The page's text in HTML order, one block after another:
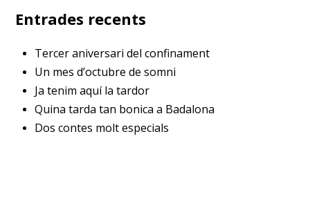
Entrades recents
Tercer aniversari del confinament
Un mes d’octubre de somni
Ja tenim aquí la tardor
Quina tarda tan bonica a Badalona
Dos contes molt especials